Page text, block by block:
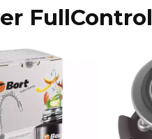
FullControl